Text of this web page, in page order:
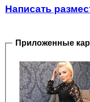
Написать
Приложенные